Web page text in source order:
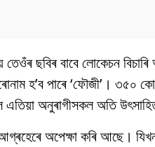
তেওঁৰ ছবিৰ বাবে লোকেচন
হ’ব পাৰে ‘ফৌজী’। ৩৫০
অনুৰাগীসকল অতি
অপেক্ষা কৰি আছে।